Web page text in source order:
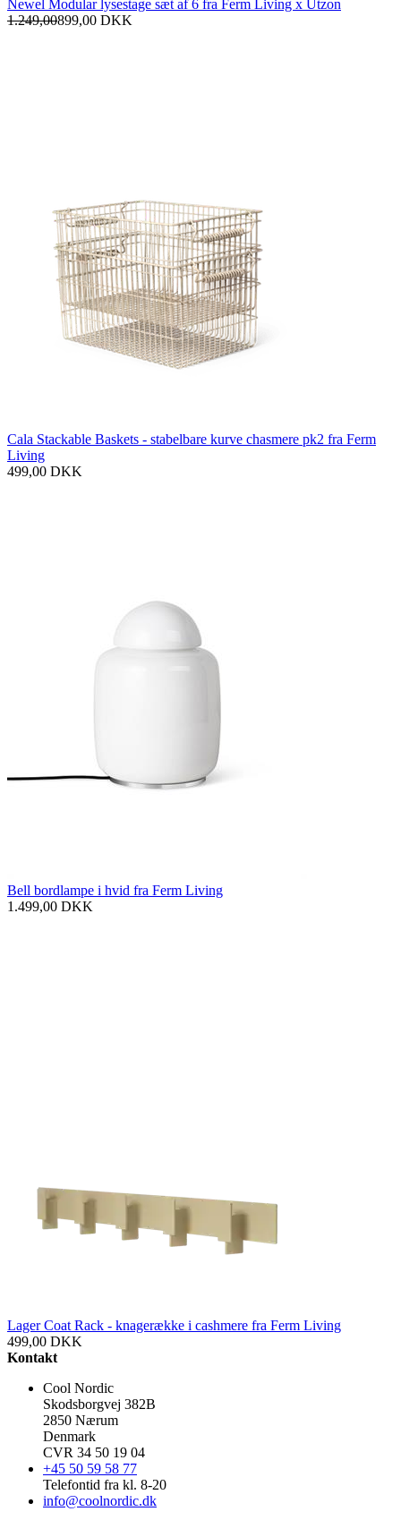
Newel Modular lysestage sæt af 6 fra Ferm Living x Utzon
1.249,00899,00 DKK
Cala Stackable Baskets - stabelbare kurve chasmere pk2 fra Ferm
Living
499,00 DKK
Bell bordlampe i hvid fra Ferm Living
1.499,00 DKK
Lager Coat Rack - knagerække i cashmere fra Ferm Living
499,00 DKK
Kontakt
Cool Nordic
Skodsborgvej 382B
2850 Nærum
Denmark
CVR 34 50 19 04
+45 50 59 58 77
Telefontid fra kl. 8-20
info@coolnordic.dk